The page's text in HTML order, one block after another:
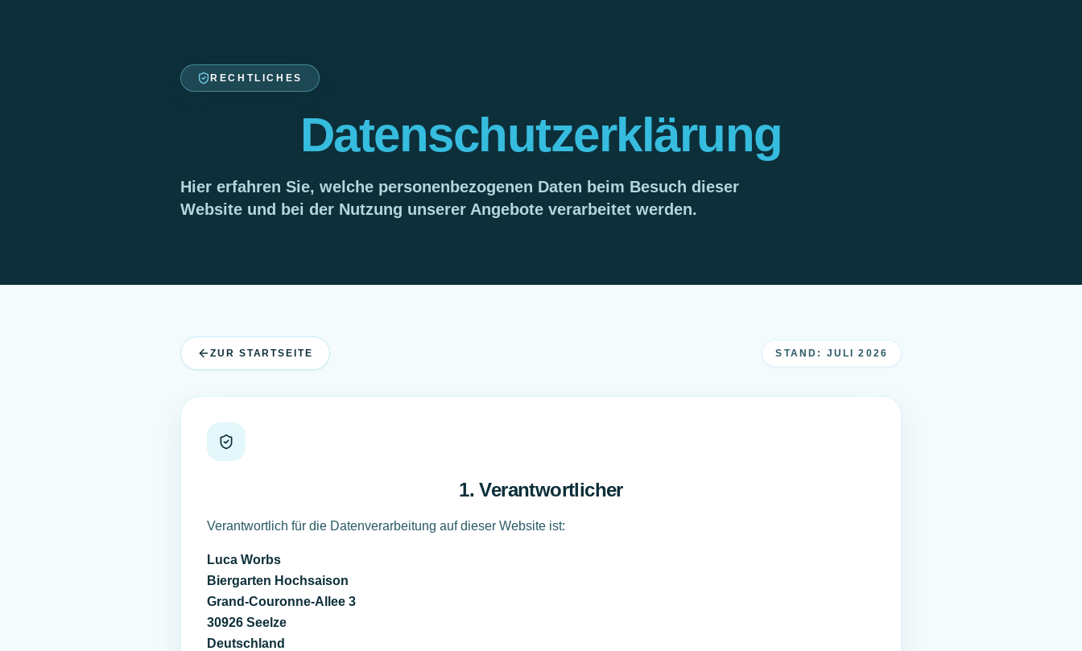
RECHTLICHES
Datenschutzerklärung
Hier erfahren Sie, welche personenbezogenen Daten beim Besuch dieser
Website und bei der Nutzung unserer Angebote verarbeitet werden.
ZUR STARTSEITE STAND: JULI 2026
1. Verantwortlicher
Verantwortlich für die Datenverarbeitung auf dieser Website ist:
Luca Worbs
Biergarten Hochsaison
Grand-Couronne-Allee 3
30926 Seelze
Deutschland